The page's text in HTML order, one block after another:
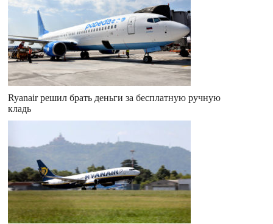
Ryanair решил брать деньги за бесплатную ручную
кладь